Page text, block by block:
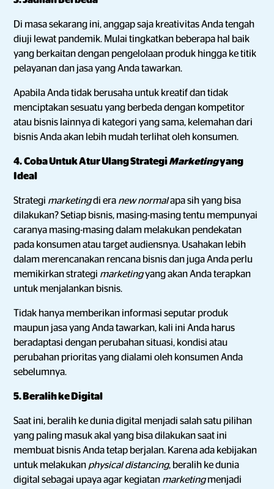
Di masa sekarang ini, anggap saja kreativitas Anda tengah
diuji lewat pandemik. Mulai tingkatkan beberapa hal baik
yang berkaitan dengan pengelolaan produk hingga ke titik
pelayanan dan jasa yang Anda tawarkan.
Apabila Anda tidak berusaha untuk kreatif dan tidak
menciptakan sesuatu yang berbeda dengan kompetitor
atau bisnis lainnya di kategori yang sama, kelemahan dari
bisnis Anda akan lebih mudah terlihat oleh konsumen.
4. Coba Untuk Atur Ulang StrategiMarketingyang
Ideal
Strategi marketingdi era new normalapa sih yang bisa
dilakukan? Setiap bisnis, masing-masing tentu mempunyai
caranya masing-masing dalam melakukan pendekatan
pada konsumen atau target audiensnya. Usahakan lebih
dalam merencanakan rencana bisnis dan juga Anda perlu
memikirkan strategi marketingyang akan Anda terapkan
untuk menjalankan bisnis.
Tidak hanya memberikan informasi seputar produk
maupun jasa yang Anda tawarkan, kali ini Anda harus
beradaptasi dengan perubahan situasi, kondisi atau
perubahan prioritas yang dialami oleh konsumen Anda
sebelumnya.
5. Beralih ke Digital
Saat ini, beralih ke dunia digital menjadi salah satu pilihan
yang paling masuk akal yang bisa dilakukan saat ini
membuat bisnis Anda tetap berjalan. Karena ada kebijakan
untuk melakukan physical distancing, beralih ke dunia
digital sebagai upaya agar kegiatan marketingmenjadi